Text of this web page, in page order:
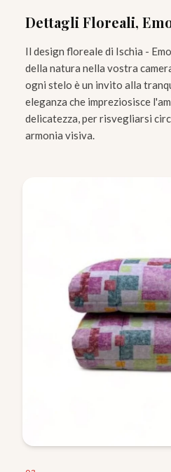
Dettagli Floreali,
Il design floreale di Ischia -
della natura nella vostra
ogni stelo è un invito alla
eleganza che impreziosisce
delicatezza, per risvegliarsi
armonia visiva.